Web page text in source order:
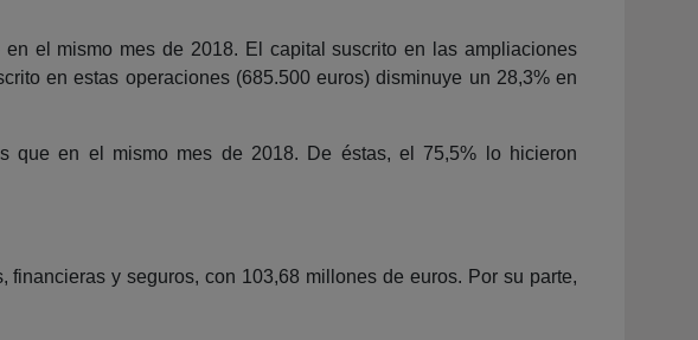
el mismo mes de 2018. El capital suscrito en las ampliaciones
en estas operaciones (685.500 euros) disminuye un 28,3% en
que en el mismo mes de 2018. De éstas, el 75,5% lo hicieron
y seguros, con 103,68 millones de euros. Por su parte,